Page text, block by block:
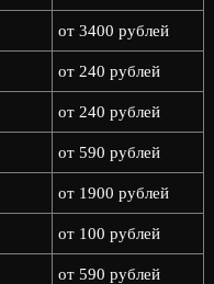
от 3400 рублей
от 240 рублей
от 240 рублей
от 590 рублей
от 1900 рублей
от 100 рублей
от 590 рублей